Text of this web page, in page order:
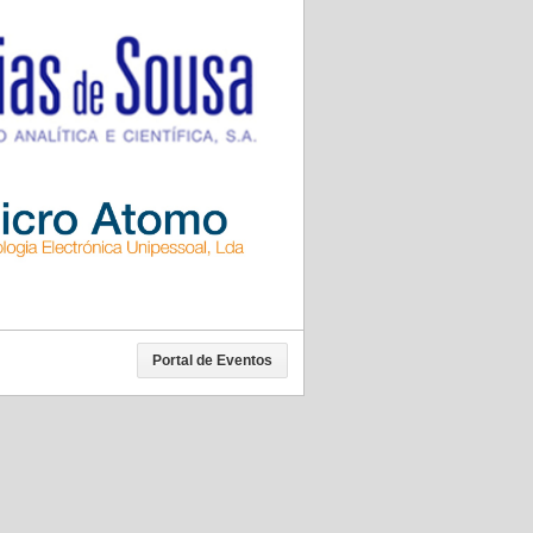
Portal de Eventos